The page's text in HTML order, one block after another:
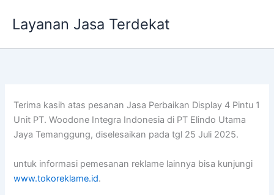
Layanan Jasa Terdekat
Terima kasih atas pesanan Jasa Perbaikan Display 4 Pintu 1
Unit PT. Woodone Integra Indonesia di PT Elindo Utama
Jaya Temanggung, diselesaikan pada tgl 25 Juli 2025.
untuk informasi pemesanan reklame lainnya bisa kunjungi
www.tokoreklame.id.